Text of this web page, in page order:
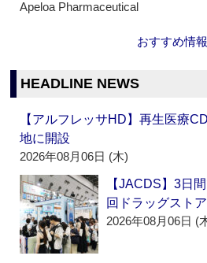
Apeloa Pharmaceutical
おすすめ情
HEADLINE NEWS
【アルフレッサHD】再生医療
地に開設
2026年08月06日 (木)
【JACDS】3日
回ドラッグスト
2026年08月06日 (